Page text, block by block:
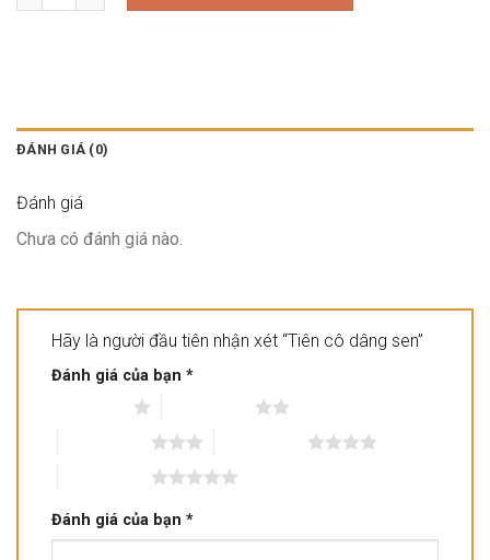
ĐÁNH GIÁ (0)
Đánh giá
Chưa có đánh giá nào.
Hãy là người đầu tiên nhận xét “Tiên cô dâng sen”
Đánh giá của bạn *
Đánh giá của bạn *